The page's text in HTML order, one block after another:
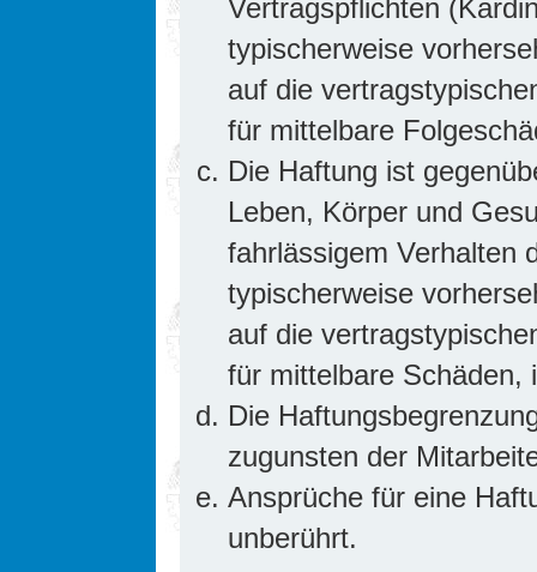
Vertragspflichten
typischerweise
auf die
für mittelbare
Die Haftung ist
Leben, Körper und
fahrlässigem Verhalten
typischerweise
auf die
für mittelbare Schäden,
Die
zugunsten der
Ansprüche für eine
unberührt.